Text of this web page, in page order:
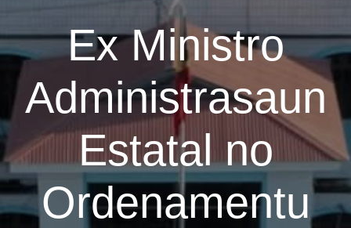
Ex Ministro
Administrasaun
Estatal no
Ordenamentu